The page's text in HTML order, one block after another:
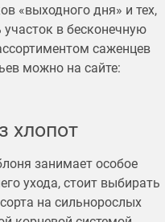
«выходного дня» и тех,
в бесконечную
саженцев
можно на сайте:
хлопот
занимает особое
ухода, стоит выбирать
на сильнорослых